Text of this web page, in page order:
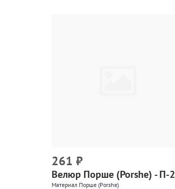
261 ₽
Велюр Порше (Porshe) - П-
Материал Порше (Porshe)